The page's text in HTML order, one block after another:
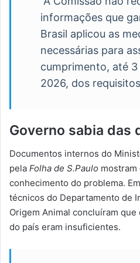
informações que
Brasil aplicou as
necessárias para
cumprimento, até
2026, dos
Governo sabia das
Documentos internos do
pela Folha de S.Paulo
conhecimento do problema.
técnicos do Departamento de
Origem Animal concluíram
do país eram insuficientes.